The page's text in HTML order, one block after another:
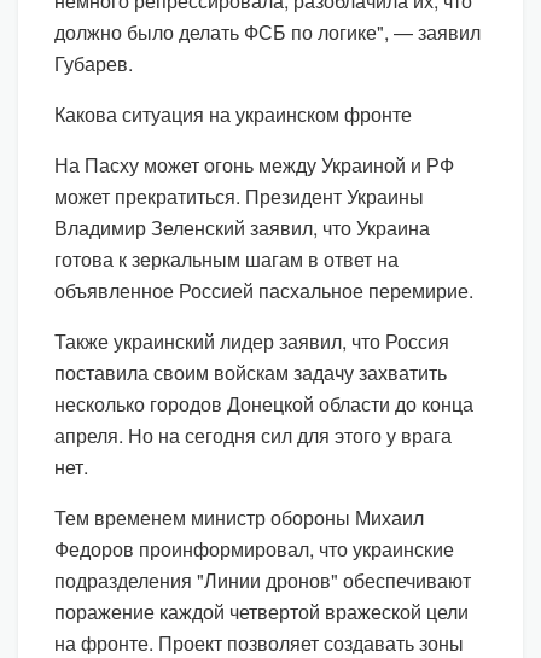
должно было делать ФСБ по логике", — заявил
Губарев.
Какова ситуация на украинском фронте
На Пасху может огонь между Украиной и РФ
может прекратиться. Президент Украины
Владимир Зеленский заявил, что Украина
готова к зеркальным шагам в ответ на
объявленное Россией пасхальное перемирие.
Также украинский лидер заявил, что Россия
поставила своим войскам задачу захватить
несколько городов Донецкой области до конца
апреля. Но на сегодня сил для этого у врага
нет.
Тем временем министр обороны Михаил
Федоров проинформировал, что украинские
подразделения "Линии дронов" обеспечивают
поражение каждой четвертой вражеской цели
на фронте. Проект позволяет создавать зоны